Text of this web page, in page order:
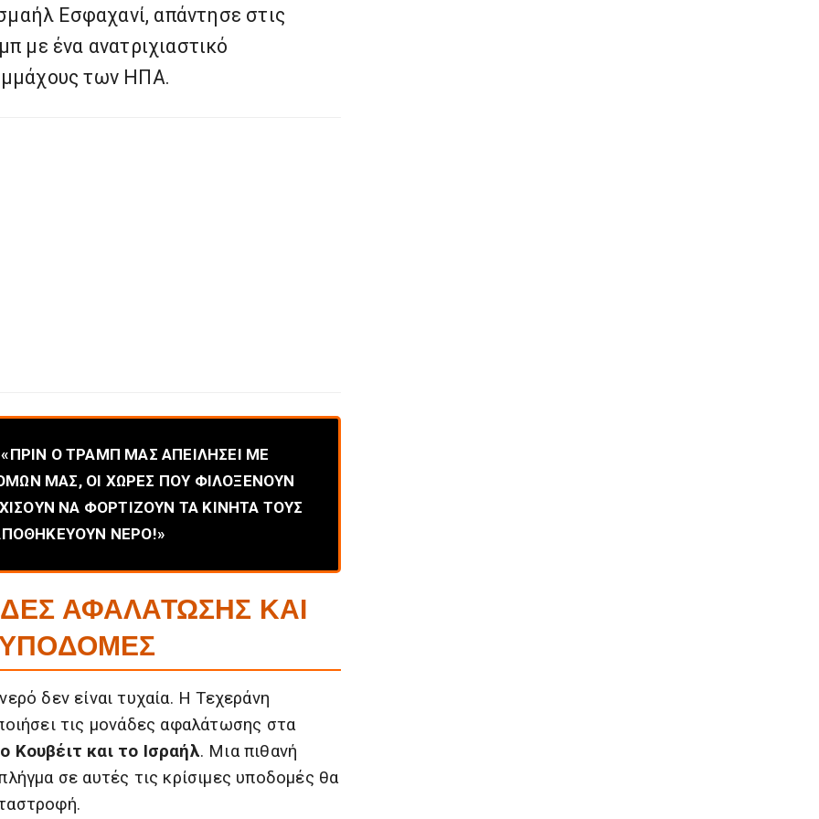
Εσφαχανί, απάντησε στις
με ένα ανατριχιαστικό
των ΗΠΑ.
Ο ΤΡΑΜΠ ΜΑΣ ΑΠΕΙΛΗΣΕΙ ΜΕ
ΜΑΣ, ΟΙ ΧΩΡΕΣ ΠΟΥ ΦΙΛΟΞΕΝΟΥΝ
ΝΑ ΦΟΡΤΙΖΟΥΝ ΤΑ ΚΙΝΗΤΑ ΤΟΥΣ
ΝΕΡΟ!»
ΑΦΑΛΑΤΩΣΗΣ ΚΑΙ
ΥΠΟΔΟΜΕΣ
δεν είναι τυχαία. Η Τεχεράνη
τις μονάδες αφαλάτωσης στα
Κουβέιτ και το Ισραήλ. Μια πιθανή
σε αυτές τις κρίσιμες υποδομές θα